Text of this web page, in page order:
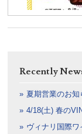
Recently
夏期営業のお知
4/18(土) 春の
ヴィナリ国際